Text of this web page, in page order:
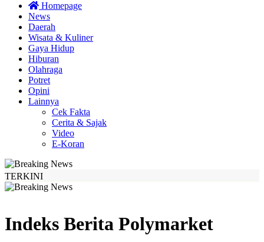
Homepage
News
Daerah
Wisata & Kuliner
Gaya Hidup
Hiburan
Olahraga
Potret
Opini
Lainnya
Cek Fakta
Cerita & Sajak
Video
E-Koran
TERKINI
Indeks Berita Polymarket